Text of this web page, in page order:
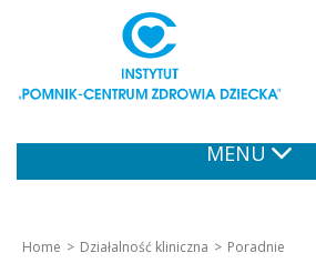
MENU
Home Działalność kliniczna Poradnie